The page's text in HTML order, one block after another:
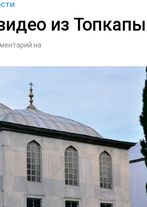
из Топкапы
наБиблиотека
—